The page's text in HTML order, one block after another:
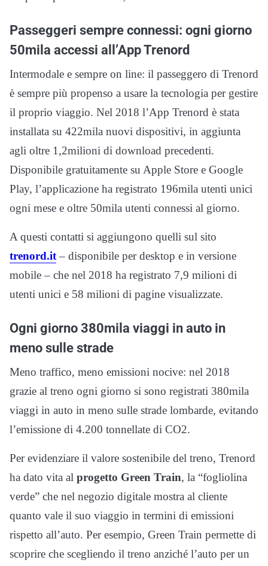
Passeggeri sempre connessi: ogni giorno
50mila accessi all’App Trenord
Intermodale e sempre on line: il passeggero di Trenord
è sempre più propenso a usare la tecnologia per gestire
il proprio viaggio. Nel 2018 l’App Trenord è stata
installata su 422mila nuovi dispositivi, in aggiunta
agli oltre 1,2milioni di download precedenti.
Disponibile gratuitamente su Apple Store e Google
Play, l’applicazione ha registrato 196mila utenti unici
ogni mese e oltre 50mila utenti connessi al giorno.
A questi contatti si aggiungono quelli sul sito
trenord.it– disponibile per desktop e in versione
mobile – che nel 2018 ha registrato 7,9 milioni di
utenti unici e 58 milioni di pagine visualizzate.
Ogni giorno 380mila viaggi in auto in
meno sulle strade
Meno traffico, meno emissioni nocive: nel 2018
grazie al treno ogni giorno si sono registrati 380mila
viaggi in auto in meno sulle strade lombarde, evitando
l’emissione di 4.200 tonnellate di CO2.
Per evidenziare il valore sostenibile del treno, Trenord
ha dato vita al progetto Green Train, la “fogliolina
verde” che nel negozio digitale mostra al cliente
quanto vale il suo viaggio in termini di emissioni
rispetto all’auto. Per esempio, Green Train permette di
scoprire che scegliendo il treno anziché l’auto per un